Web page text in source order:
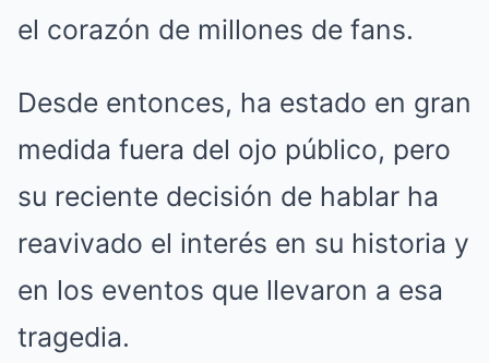
el corazón de millones de fans.
Desde entonces, ha estado en gran
medida fuera del ojo público, pero
su reciente decisión de hablar ha
reavivado el interés en su historia y
en los eventos que llevaron a esa
tragedia.